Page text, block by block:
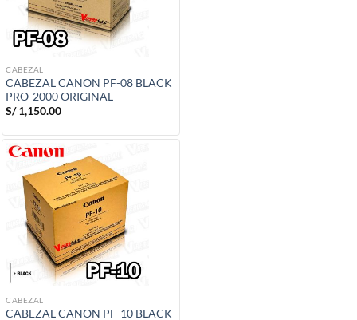
CABEZAL
CABEZAL CANON PF-08 BLACK
PRO-2000 ORIGINAL
S/1,150.00
CABEZAL
CABEZAL CANON PF-10 BLACK